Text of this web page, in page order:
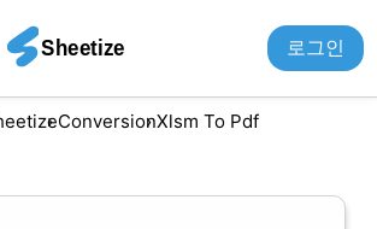
로그인
ConversionXlsm To Pdf